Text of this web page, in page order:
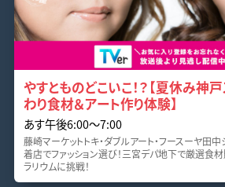
やすとものどこいこ！？【夏休み神
わり食材＆アート作り体験】
あす午後6:00〜7:00
藤崎マーケットトキ・ダブルアート・フースーヤ田
着店でファッション選び！三宮デパ地下で厳選食
ラリウムに挑戦！